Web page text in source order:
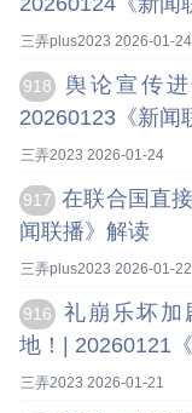
三弄plus2023 2026-01-24
918
舆论宣传
20260123《新闻
三弄2023 2026-01-24
917 在联合国直
闻联播》解读
三弄plus2023 2026-01-22
916
礼崩乐坏加
地！| 20260121
三弄2023 2026-01-21